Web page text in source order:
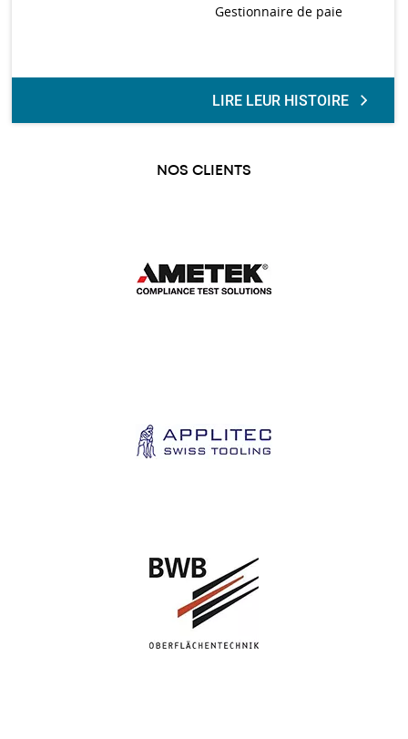
Gestionnaire de paie
LIRE LEUR HISTOIRE
NOS CLIENTS